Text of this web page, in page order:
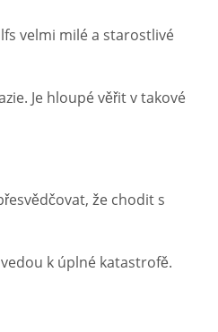
velmi milé a starostlivé
Je hloupé věřit v takové
že chodit s
k úplné katastrofě.